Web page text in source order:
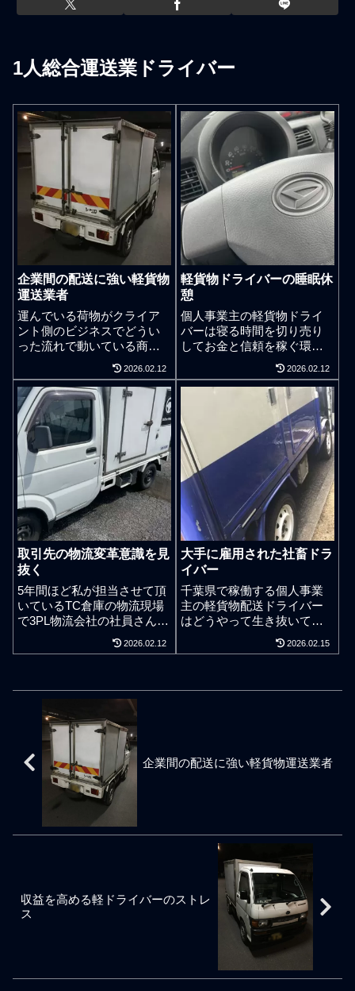
1人総合運送業ドライバー
企業間の配送に強い軽貨物
運送業者
運んでいる荷物がクライア
ント側のビジネスでどうい
った流れで動いている商品
なのかを理解できることも
商才。クライアントの物流
や商流の仕組みを考えるこ
とも荷主側のビジネスをフ
ォローする立場であるプロ
の軽貨物ドライバーとして
は手を抜けない。軽貨物配
送の仕事をしていると様々
な非効率に遭遇します。製
品開発、商品化、生産発
注、貿易、海上船舶輸入、
航空貨物輸入、通関、保
税、在庫計画、営業、倉庫
保管、入出庫業務、出荷作
業、請求業務。ここでいう
非効率とは自分の仕事や自
分の稼ぎに対する非効率と
かそのようなレベルのこと
アントの配送システムや物
で北海道から沖縄まで日本
全国の取引先と企業間取引
やエンドユーザー客との直
取引をしてきた経験上、大
手商社やメーカーや問屋や
代理店や商店など、異なる
業界、異なる地域、異なる
企業規模、異なる業態の取
引先での配送システムや物
流システムを少なからず見
っておかなければ効率よく
取引先に対して在庫販売が
2026.02.12
軽貨物ドライバーの睡眠休
憩
個人事業主の軽貨物ドライ
バーは寝る時間を切り売り
してお金と信頼を稼ぐ環境
だということを理解すべ
き。軽ドライバーの睡眠。
自営の軽貨物ドライバーは
眠さを我慢して仕事をしな
いのも大事な技術の一つで
ある。あと少しだから眠気
を我慢しようと考えるのは
責任感のズレた駄目な軽貨
物ドライバーである。仕事
運転中に眠いと感じたら5分
であろうと休憩して寝る。
どんなに納品を急いでいよ
うとも眠さは我慢せず5分だ
けでも寝る。もちろん納品
遅れや集荷遅れは当然に褒
められることではない。し
かしながら仮眠をとって納
品が少し遅れるというのは
に捉えている。もちろん報
通違反の取調べであれ、ど
や誤魔化しは要らない。た
の眠気対策で5分の仮眠くら
いでは担当業務への支障は
でない。日頃から時間ギリ
ギリで仕事をしているよう
な軽貨物ドライバーは仮眠
により集荷遅れや納期遅延
2026.02.12
取引先の物流変革意識を見
抜く
5年間ほど私が担当させて頂
いているTC倉庫の物流現場
で3PL物流会社の社員さんと
会話をしていて感じたこと
だが人数をそこそこ抱えた
手企業や中堅会社特有の赤
字経営でも食っていけるス
タンスが従業員に染み付い
ているので会社変革の意識
が薄いのは言うまでもない
が、運送や物流の会社はト
ップダウン型の組織にも関
わらず改善ごっこだけ目立
つ。改善と変革は大きく違
う。若い頃に諸先輩からも
ンセプトを作り、そのコン
セプトを実現するためにト
ップダウン型で何をどうす
や事業責任者がハングリー
2026.02.12
大手に雇用された社畜ドラ
イバー
千葉県で稼働する個人事業
主の軽貨物配送ドライバー
はどうやって生き抜いてい
るのか。どのように鎬（し
のぎ）を削っているのか。
分自身で興味のある配送現
場の案件には瞬発力と行動
送の仕事に限ってのことで
はありませんが、仕事を磨
上で職場での居心地を求め
るようでは人並みしか稼げ
ません。軽貨物はいき慣れ
たら仕事は楽になります。
それに甘んじてはいけませ
ん。千葉県でも何やらフリ
ーランス風の軽貨物ドライ
バーを多く見かけますが、
フリーランス擬きでは信用
2026.02.15
企業間の配送に強い軽貨物運送業者
収益を高める軽ドライバーのストレ
ス